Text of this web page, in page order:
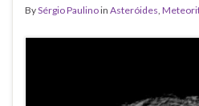
BySérgio Paulinoin Asteróides